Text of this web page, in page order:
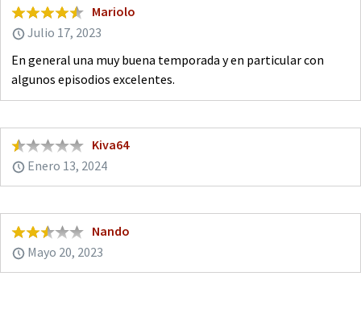
Mariolo
Julio 17, 2023
En general una muy buena temporada y en particular con
algunos episodios excelentes.
Kiva64
Enero 13, 2024
Nando
Mayo 20, 2023